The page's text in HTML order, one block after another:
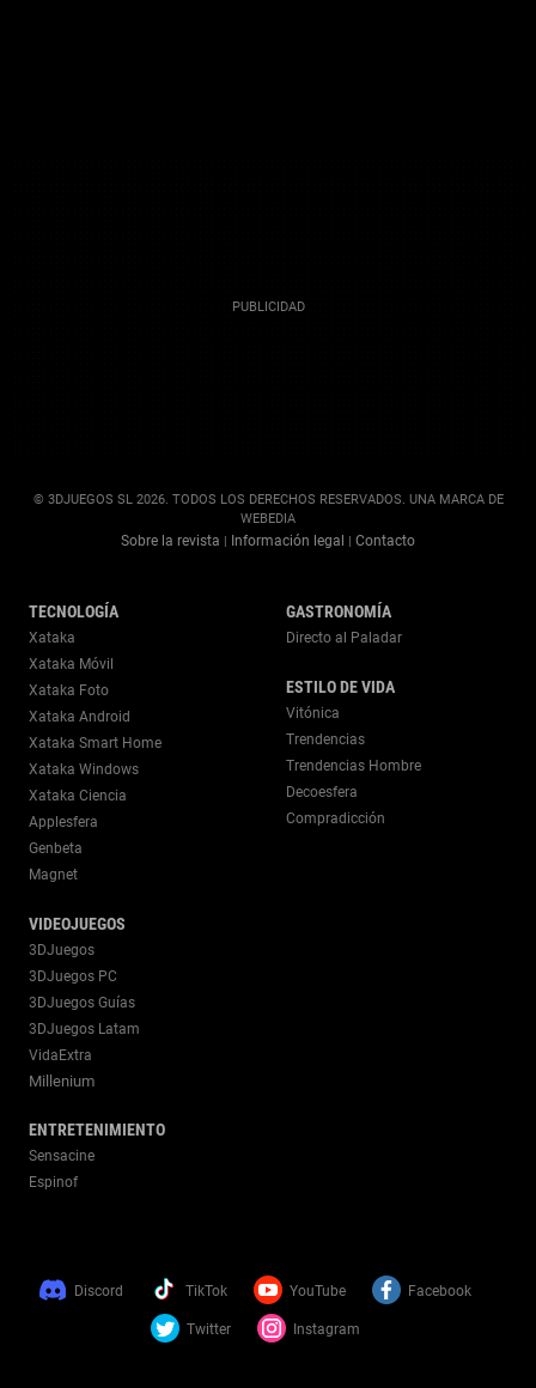
© 3DJUEGOS SL 2026. TODOS LOS DERECHOS RESERVADOS. UNA MARCA DE
WEBEDIA
Sobre la revista | Información legal | Contacto
TECNOLOGÍA
Xataka
Xataka Móvil
Xataka Foto
Xataka Android
Xataka Smart Home
Xataka Windows
Xataka Ciencia
Applesfera
Genbeta
Magnet
VIDEOJUEGOS
3DJuegos
3DJuegos PC
3DJuegos Guías
3DJuegos Latam
VidaExtra
Millenium
ENTRETENIMIENTO
Sensacine
Espinof
GASTRONOMÍA
Directo al Paladar
ESTILO DE VIDA
Vitónica
Trendencias
Trendencias Hombre
Decoesfera
Compradicción
Discord TikTok YouTube Facebook
Twitter Instagram